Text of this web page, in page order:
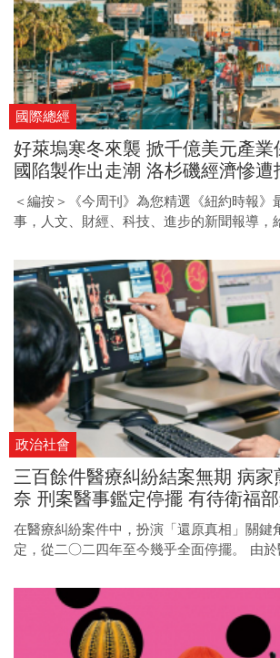
國際總經
好萊塢寒冬來襲 掀千億美元產業
國陷製作出走潮 洛杉磯經濟慘遭
＜編按＞《今周刊》為您精選《紐約時報》
事，人文、財經、科技、進步的新聞報導，
政治社會
三百餘件醫療糾紛結案無期 病家
奈 刑案醫事鑑定停擺 有待衛福
在醫療糾紛案件中，扮演「還原真相」關鍵
定，從二○二四年至今幾乎全面停擺。 由
續被犧牲。